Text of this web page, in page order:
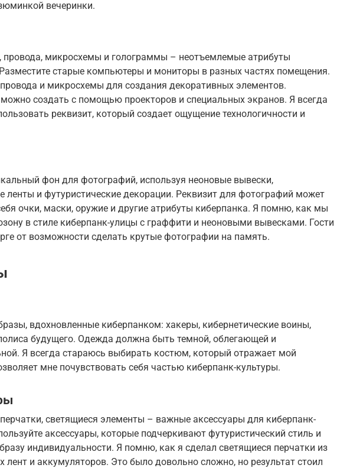
вечеринки.
провода, микросхемы и голограммы – неотъемлемые атрибуты
старые компьютеры и мониторы в разных частях помещения.
провода и микросхемы для создания декоративных элементов.
создать с помощью проекторов и специальных экранов. Я всегда
реквизит, который создает ощущение технологичности и
фон для фотографий, используя неоновые вывески,
ленты и футуристические декорации. Реквизит для фотографий может
очки, маски, оружие и другие атрибуты киберпанка. Я помню, как мы
в стиле киберпанк-улицы с граффити и неоновыми вывесками. Гости
от возможности сделать крутые фотографии на память.
вдохновленные киберпанком: хакеры, кибернетические воины,
будущего. Одежда должна быть темной, облегающей и
Я всегда стараюсь выбирать костюм, который отражает мой
мне почувствовать себя частью киберпанк-культуры.
светящиеся элементы – важные аксессуары для киберпанк-
аксессуары, которые подчеркивают футуристический стиль и
индивидуальности. Я помню, как я сделал светящиеся перчатки из
лент и аккумуляторов. Это было довольно сложно, но результат стоил